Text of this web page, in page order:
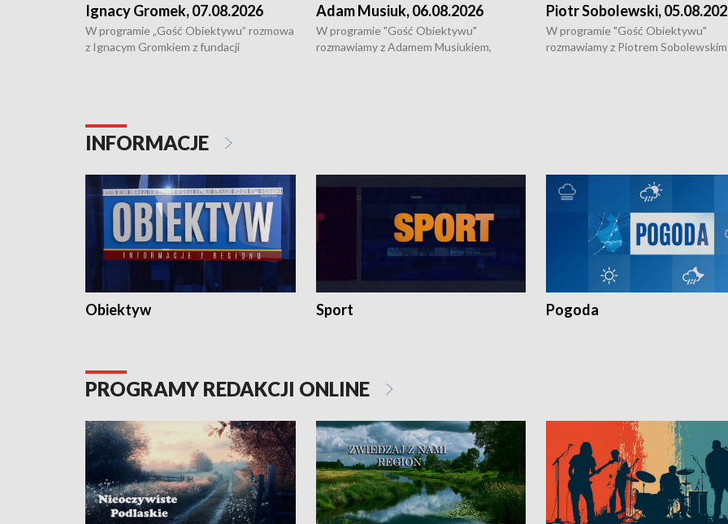
Ignacy Gromek, 07.08.2026
W programie „Gość Obiektywu” rozmowa
z Ignacym Gromkiem z fundacji
Adam Musiuk, 06.08.2026
W programie "Gość Obiektywu"
rozmawiamy z Adamem Musiukiem,
Piotr Sobolewski,
W programie "Gość Obiektywu"
rozmawiamy z Piotrem
INFORMACJE
Obiektyw Sport Pogoda
PROGRAMY REDAKCJI ONLINE